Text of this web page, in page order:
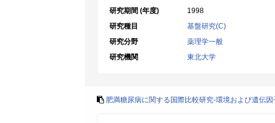
研究期間 (年度)
1998
研究種目
基盤研究(C)
研究分野
薬理学一般
研究機関
東北大学
肥満糖尿病に関する国際比較研究-環境および遺伝